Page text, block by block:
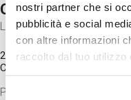
nostri partner che si
pubblicità e social
con altre informazioni
raccolto dal tuo utilizzo
Selezione
Come funziona il
Laboratorio
20 Set 2026 / 11:15 - 13:00
Costo
Proveremo a costruire un